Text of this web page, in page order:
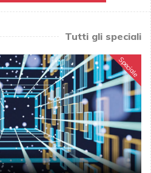
Tutti gli speciali
Speciale